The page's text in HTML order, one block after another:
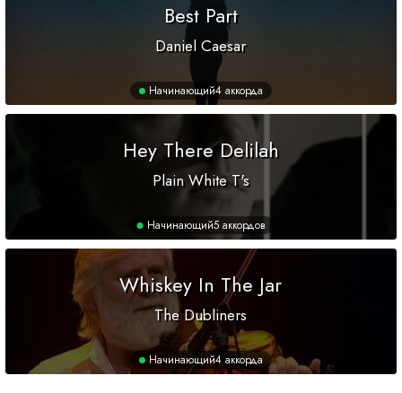
Best Part
Daniel Caesar
Начинающий4 аккорда
Hey There Delilah
Plain White T's
Начинающий5 аккордов
Whiskey In The Jar
The Dubliners
Начинающий4 аккорда